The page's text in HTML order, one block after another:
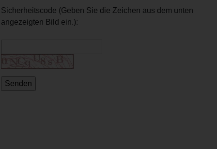
Sicherheitscode (Geben Sie die Zeichen aus dem unten
angezeigten Bild ein.):